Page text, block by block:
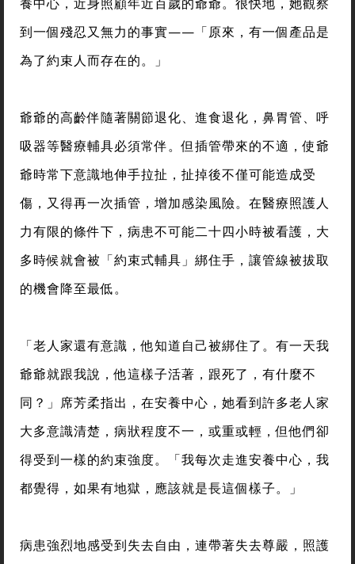
到一個殘忍又無力的事實——「原來，有一個產品是
為了約束人而存在的。」
爺爺的高齡伴隨著關節退化、進食退化，鼻胃管、呼
吸器等醫療輔具必須常伴。但插管帶來的不適，使爺
爺時常下意識地伸手拉扯，扯掉後不僅可能造成受
傷，又得再一次插管，增加感染風險。在醫療照護人
力有限的條件下，病患不可能二十四小時被看護，大
多時候就會被「約束式輔具」綁住手，讓管線被拔取
的機會降至最低。
「老人家還有意識，他知道自己被綁住了。有一天我
爺爺就跟我說，他這樣子活著，跟死了，有什麼不
同？」席芳柔指出，在安養中心，她看到許多老人家
大多意識清楚，病狀程度不一，或重或輕，但他們卻
得受到一樣的約束強度。「我每次走進安養中心，我
都覺得，如果有地獄，應該就是長這個樣子。」
病患強烈地感受到失去自由，連帶著失去尊嚴，照護